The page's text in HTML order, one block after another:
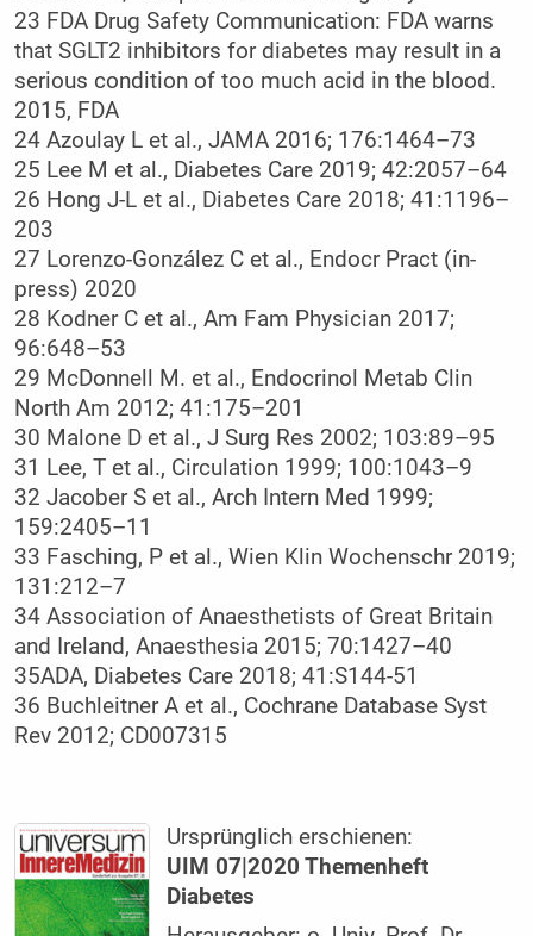
23 FDA Drug Safety Communication: FDA warns
that SGLT2 inhibitors for diabetes may result in a
serious condition of too much acid in the blood.
2015, FDA
24 Azoulay L et al., JAMA 2016; 176:1464–73
25 Lee M et al., Diabetes Care 2019; 42:2057–64
26 Hong J-L et al., Diabetes Care 2018; 41:1196–
203
27 Lorenzo-González C et al., Endocr Pract (in-
press) 2020
28 Kodner C et al., Am Fam Physician 2017;
96:648–53
29 McDonnell M. et al., Endocrinol Metab Clin
North Am 2012; 41:175–201
30 Malone D et al., J Surg Res 2002; 103:89–95
31 Lee, T et al., Circulation 1999; 100:1043–9
32 Jacober S et al., Arch Intern Med 1999;
159:2405–11
33 Fasching, P et al., Wien Klin Wochenschr 2019;
131:212–7
34 Association of Anaesthetists of Great Britain
and Ireland, Anaesthesia 2015; 70:1427–40
35ADA, Diabetes Care 2018; 41:S144-51
36 Buchleitner A et al., Cochrane Database Syst
Rev 2012; CD007315
Ursprünglich erschienen:
UIM 07|2020 Themenheft
Diabetes